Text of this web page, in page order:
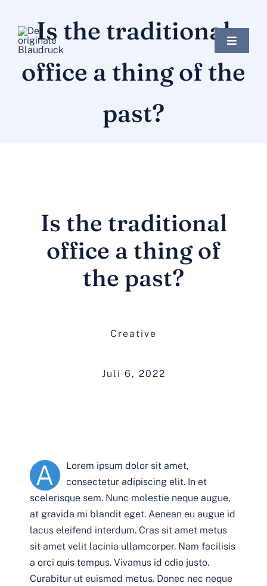
Inhalt
springen
Toggle
Startseite
der Blaudruck
Is the traditional
office a thing of the
past?
grösseresIs the traditional
office a thing of
the past?
Creative
Juli 6, 2022
A
Lorem ipsum dolor sit amet,
consectetur adipiscing elit. In et
scelerisque sem. Nunc molestie neque augue,
at gravida mi blandit eget. Aenean eu augue id
lacus eleifend interdum. Cras sit amet metus
sit amet velit lacinia ullamcorper. Nam facilisis
a orci quis tempus. Vivamus id odio justo.
Curabitur ut euismod metus. Donec nec neque